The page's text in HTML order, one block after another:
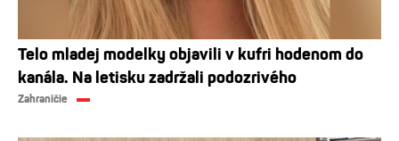
Telo mladej modelky objavili v kufri hodenom do
kanála. Na letisku zadržali podozrivého
Zahraničie